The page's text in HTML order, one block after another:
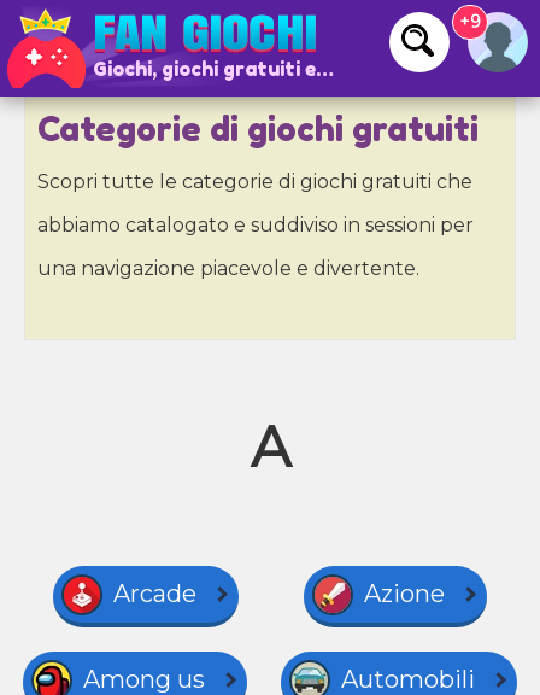
Giochi, giochi gratuiti e giochi online
+9
Categorie di giochi gratuiti
Scopri tutte le categorie di giochi gratuiti che
abbiamo catalogato e suddiviso in sessioni per
una navigazione piacevole e divertente.
A
Arcade Azione
Among us Automobili